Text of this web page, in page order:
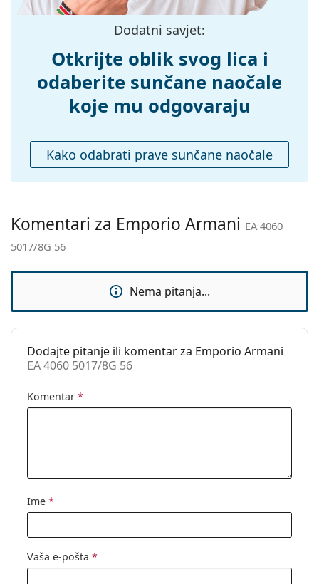
možete pronaći više stilova omiljenih marki.
Ne
Ne
Dodaci
Da
čišćenje:
Da
Kategorija:
Sunčane naočale
Marka:
Upotreba:
Moda
EA 4060 5017/8G 56
Dodatni savjet:
Otkrijte oblik svog lica i
odaberite sunčane naočale
koje mu odgovaraju
Kako odabrati prave sunčane naočale
Komentari za Emporio Armani EA 4060
5017/8G 56
Nema pitanja...
Dodajte pitanje ili komentar za Emporio Armani
EA 4060 5017/8G 56
Komentar *
Ime *
Vaša e-pošta *